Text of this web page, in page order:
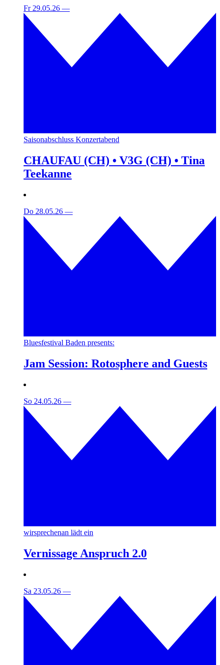
Fr 29.05.26 —
Saisonabschluss Konzertabend
CHAUFAU (CH) • V3G (CH) • Tina
Teekanne
Do 28.05.26 —
Bluesfestival Baden presents:
Jam Session: Rotosphere and Guests
So 24.05.26 —
wirsprechenan lädt ein
Vernissage Anspruch 2.0
Sa 23.05.26 —